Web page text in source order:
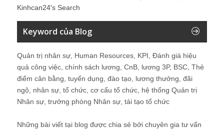
Kinhcan24′s Search
Keyword của Blog
Quản trị nhân sự, Human Resources, KPI, Đánh giá hiệu
quả công việc, chính sách lương, CnB, lương 3P, BSC, Thẻ
điểm cân bằng, tuyển dụng, đào tạo, lương thưởng, đãi
ngộ, nhân sự, tổ chức, cơ cấu tổ chức, hệ thống Quản trị
Nhân sự, trưởng phòng Nhân sự, tái tạo tổ chức
Những bài viết tại blog được chia sẻ bởi chuyên gia tư vấn